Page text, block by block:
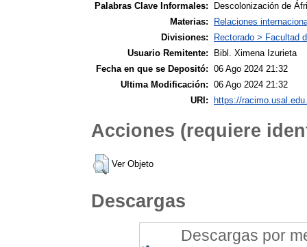
Palabras Clave Informales:
Descolonización de
Materias:
Relaciones
Divisiones:
Rectorado > Facultad
Usuario Remitente:
Bibl. Ximena Izurieta
Fecha en que se Depositó: 06 Ago 2024 21:32
Ultima Modificación: 06 Ago 2024 21:32
URI:
https://
Acciones (requiere
Ver Objeto
Descargas
Descargas por